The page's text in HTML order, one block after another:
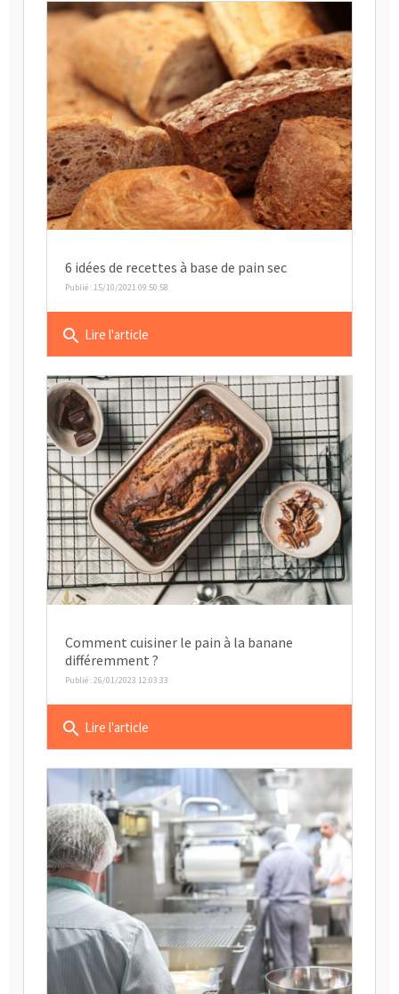
6 idées de recettes à base de pain sec
Publié : 15/10/2021 09:50:58
search Lire l'article
Comment cuisiner le pain à la banane
différemment ?
Publié : 26/01/2023 12:03:33
search Lire l'article